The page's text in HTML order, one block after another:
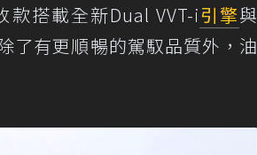
款搭載全新Dual VVT-i引擎與
了有更順暢的駕馭品質外，油